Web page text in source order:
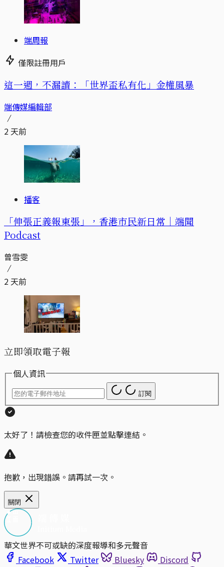
端周報
僅限註冊用戶
這一週，不漏讀：「世界盃私有化」金權風暴
端傳媒編輯部
2 天前
播客
「伸張正義報東張」，香港市民新日常｜端聞
Podcast
曾雪雯
2 天前
立即領取電子報
個人資訊
訂閱
太好了！請檢查您的收件匣並點擊連結。
抱歉，出現錯誤。請再試一次。
關閉
華文世界不可或缺的深度報導和多元聲音
Facebook
Twitter Bluesky
Discord